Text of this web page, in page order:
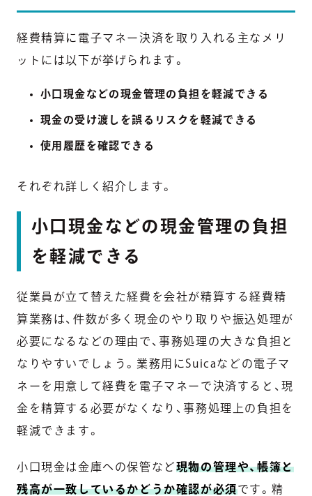
経費精算に電子マネー決済を取り入れる主なメリ
ットには以下が挙げられます。
小口現金などの現金管理の負担を軽減できる
現金の受け渡しを誤るリスクを軽減できる
使用履歴を確認できる
それぞれ詳しく紹介します。
小口現金などの現金管理の負担
を軽減できる
従業員が立て替えた経費を会社が精算する経費精
算業務は、件数が多く現金のやり取りや振込処理が
必要になるなどの理由で、事務処理の大きな負担と
なりやすいでしょう。業務用にSuicaなどの電子マ
ネーを用意して経費を電子マネーで決済すると、現
金を精算する必要がなくなり、事務処理上の負担を
軽減できます。
小口現金は金庫への保管など現物の管理や、帳簿と
残高が一致しているかどうか確認が必須です。精